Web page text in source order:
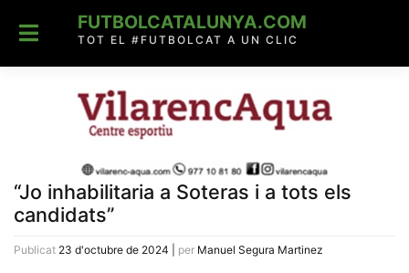
content
FUTBOLCATALUNYA.COM
TOT EL #FUTBOLCAT A UN CLIC
“Jo inhabilitaria a Soteras i a tots els
candidats”
Publicat 23 d'octubre de 2024 per Manuel Segura Martinez